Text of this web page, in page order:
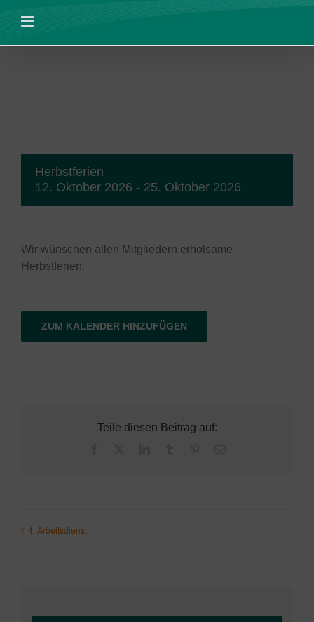
Inhalt
Herbstferien
12. Oktober 2026 - 25. Oktober 2026
Wir wünschen allen Mitgliedern erholsame
Herbstferien.
ZUM KALENDER HINZUFÜGEN
Teile diesen Beitrag auf:
4. Arbeitsdienst